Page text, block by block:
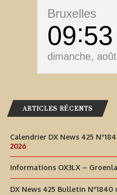
Bruxelles
09 53
dimanche,
ARTICLES RÉCENTS
Calendrier DX News 425
2026
Informations OX3LX –
DX News 425 Bulletin N°1840